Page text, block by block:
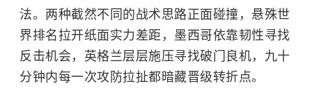
法。两种截然不同的战术思路正面碰撞，悬殊世
界排名拉开纸面实力差距，墨西哥依靠韧性寻找
反击机会，英格兰层层施压寻找破门良机，九十
分钟内每一次攻防拉扯都暗藏晋级转折点。